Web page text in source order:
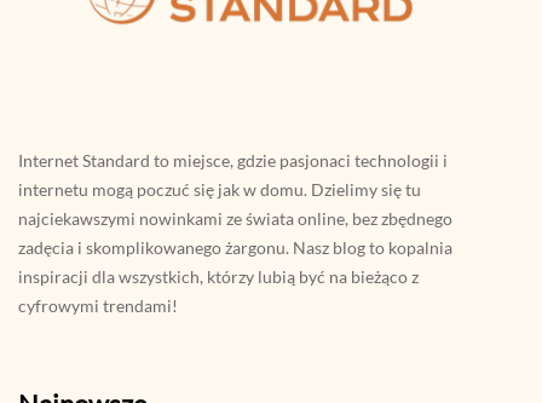
Internet Standard to miejsce, gdzie pasjonaci technologii i
internetu mogą poczuć się jak w domu. Dzielimy się tu
najciekawszymi nowinkami ze świata online, bez zbędnego
zadęcia i skomplikowanego żargonu. Nasz blog to kopalnia
inspiracji dla wszystkich, którzy lubią być na bieżąco z
cyfrowymi trendami!